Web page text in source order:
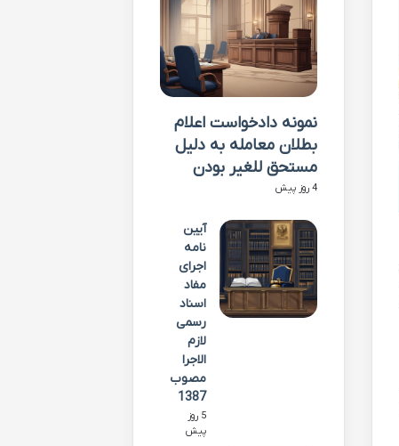
نمونه دادخواست اعلام
بطلان معامله به دلیل
مستحق للغیر بودن
4 روز پیش
آیین
نامه
اجرای
مفاد
اسناد
رسمی
لازم
الاجرا
مصوب
1387
5 روز
پیش